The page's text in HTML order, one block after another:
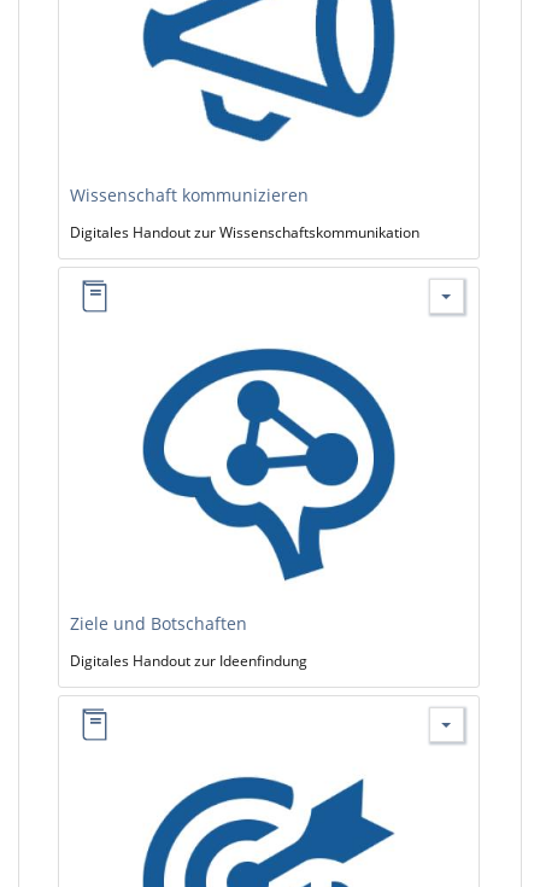
Wissenschaft kommunizieren
Digitales Handout zur Wissenschaftskommunikation
Ziele und Botschaften
Digitales Handout zur Ideenfindung